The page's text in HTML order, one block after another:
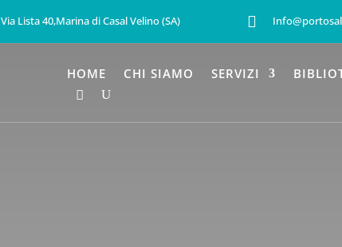
Via Lista 40,Marina di Casal Velino (SA) 
HOME CHI SIAMO SERVIZI